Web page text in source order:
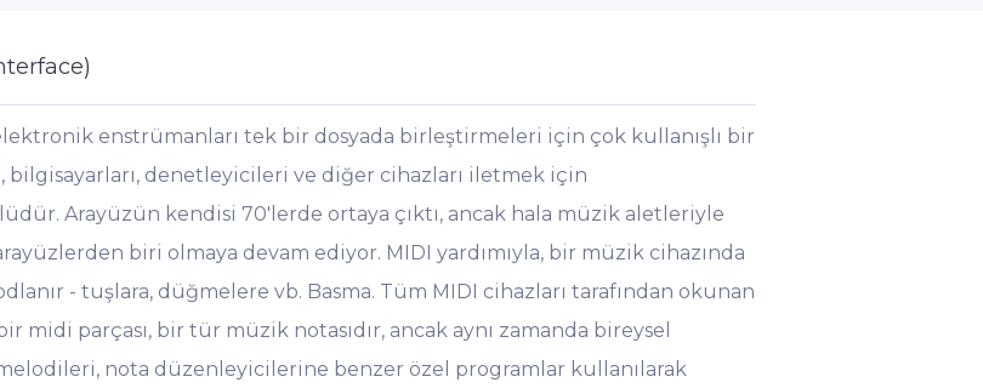
enstrümanları tek bir dosyada birleştirmeleri için çok kullanışlı bir
bilgisayarları, denetleyicileri ve diğer cihazları iletmek için
Arayüzün kendisi 70'lerde ortaya çıktı, ancak hala müzik aletleriyle
biri olmaya devam ediyor. MIDI yardımıyla, bir müzik cihazında
- tuşlara, düğmelere vb. Basma. Tüm MIDI cihazları tarafından okunan
midi parçası, bir tür müzik notasıdır, ancak aynı zamanda bireysel
nota düzenleyicilerine benzer özel programlar kullanılarak